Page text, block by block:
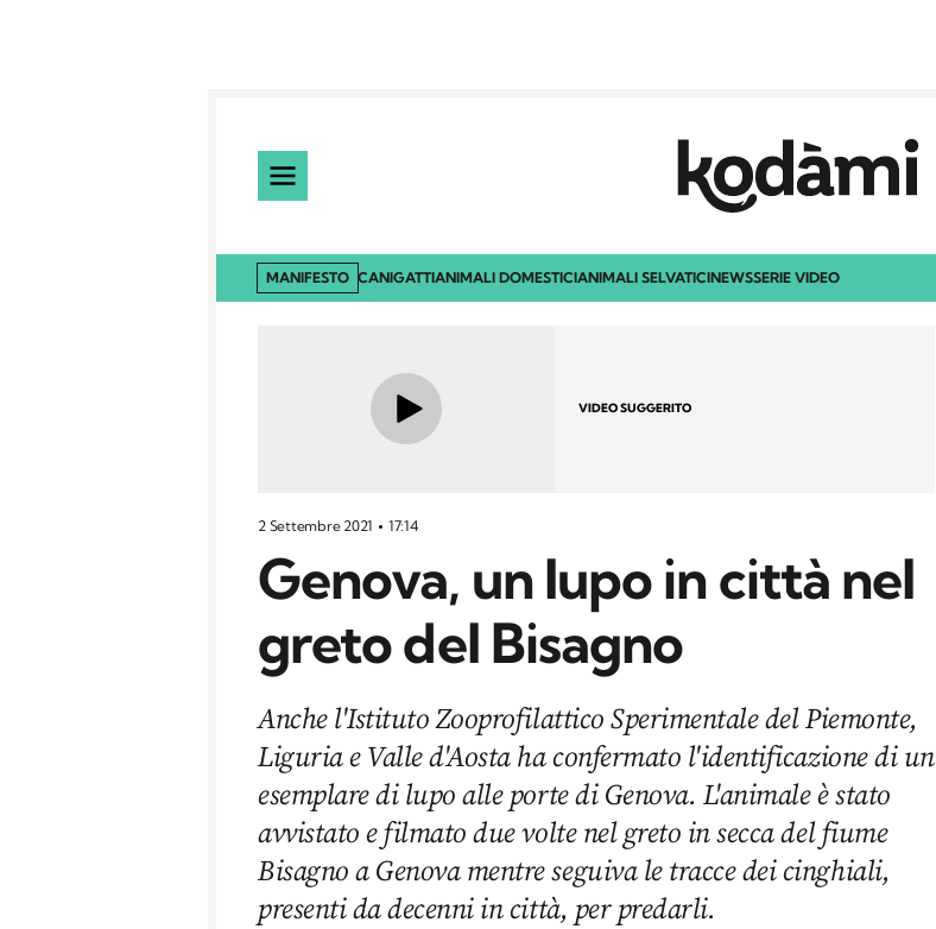
MANIFESTO CANIGATTIANIMALI DOMESTICIANIMALI SELVATICINEWSSERIE VIDEO
VIDEO SUGGERITO
2 Settembre 2021 17:14
Genova, un lupo in città nel
greto del Bisagno
Anche l'Istituto Zooprofilattico Sperimentale del Piemonte,
Liguria e Valle d'Aosta ha confermato l'identificazione di un
esemplare di lupo alle porte di Genova. L'animale è stato
avvistato e filmato due volte nel greto in secca del fiume
Bisagno a Genova mentre seguiva le tracce dei cinghiali,
presenti da decenni in città, per predarli.